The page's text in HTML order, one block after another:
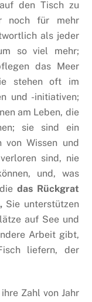
den Tisch zu
noch für mehr
als jeder
so viel mehr;
das Meer
stehen oft im
und -initiativen;
am Leben, die
sie sind ein
von Wissen und
sind, nie
und, was
das Rückgrat
Sie unterstützen
auf See und
Arbeit gibt,
liefern, der
Zahl von Jahr